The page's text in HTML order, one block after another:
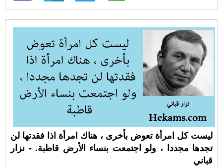
ليست كل امرأة تعوض بأخرى ، هناك امرأة اذا فقدتها لن
تجدها مجددا ، ولو اجتمعت بنساء الأرض قاطبة. - نزار
قباني